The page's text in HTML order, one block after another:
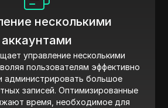
несколькими
аккаунтами
управление несколькими
пользователям эффективно
администрировать большое
записей. Оптимизированные
время, необходимое для